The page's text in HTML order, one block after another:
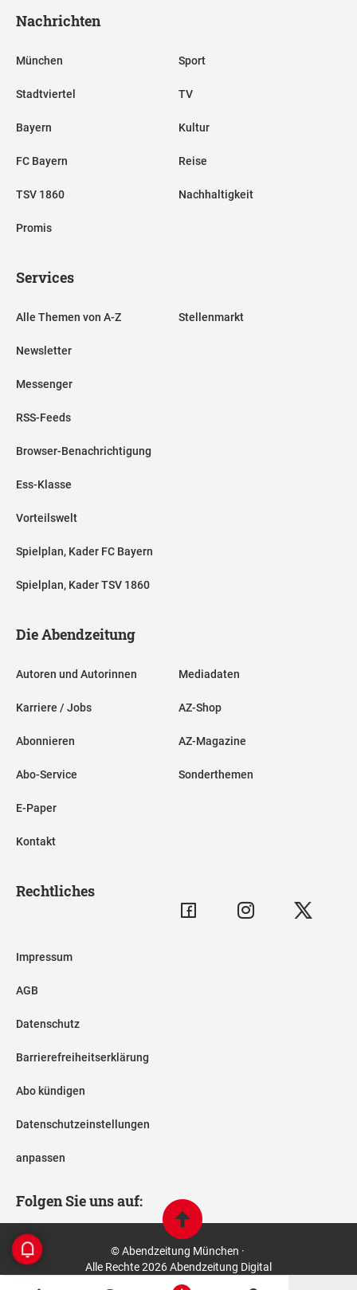
Nachrichten
München
Stadtviertel
Bayern
FC Bayern
TSV 1860
Promis
Sport
TV
Kultur
Reise
Nachhaltigkeit
Services
Alle Themen von A-Z
Newsletter
Messenger
RSS-Feeds
Browser-Benachrichtigung
Ess-Klasse
Vorteilswelt
Spielplan, Kader FC Bayern
Spielplan, Kader TSV 1860
Stellenmarkt
Die Abendzeitung
Autoren und Autorinnen
Karriere / Jobs
Abonnieren
Abo-Service
E-Paper
Kontakt
Mediadaten
AZ-Shop
AZ-Magazine
Sonderthemen
Rechtliches
Impressum
AGB
Datenschutz
Barrierefreiheitserklärung
Abo kündigen
Datenschutzeinstellungen
anpassen
Folgen Sie uns auf:
© Abendzeitung München ·
Alle Rechte 2026 Abendzeitung Digital